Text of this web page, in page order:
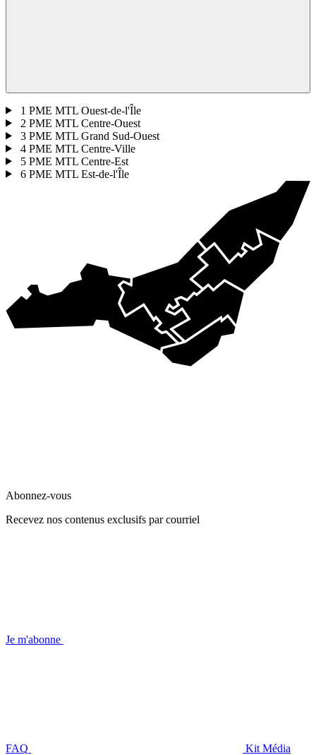
1 PME MTL Ouest-de-l'Île
2 PME MTL Centre-Ouest
3 PME MTL Grand Sud-Ouest
4 PME MTL Centre-Ville
5 PME MTL Centre-Est
6 PME MTL Est-de-l'Île
Abonnez-vous
Recevez nos contenus exclusifs par courriel
Je m'abonne
FAQ Kit Média